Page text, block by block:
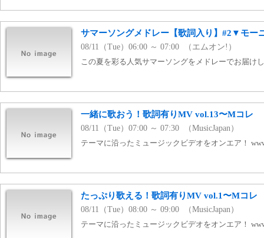
サマーソングメドレー【歌詞入り】#2▼モー
08/11（Tue）06:00 ～ 07:00 （エムオン!）
この夏を彩る人気サマーソングをメドレーでお届け
一緒に歌おう！歌詞有りMV vol.13〜Mコレ
08/11（Tue）07:00 ～ 07:30 （MusicJapan）
テーマに沿ったミュージックビデオをオンエア！
たっぷり歌える！歌詞有りMV vol.1〜Mコレ
08/11（Tue）08:00 ～ 09:00 （MusicJapan）
テーマに沿ったミュージックビデオをオンエア！